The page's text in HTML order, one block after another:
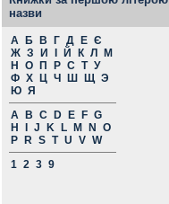
назви
А Б В Г Д Е Є
Ж З И Й К Л
М
Н
О П Р С Т У
Ф Х Ц Ч Ш Щ Э
Ю Я
A
B C D E F G
H
J K L M N
O
P
R S T U V W
1 2 3 9